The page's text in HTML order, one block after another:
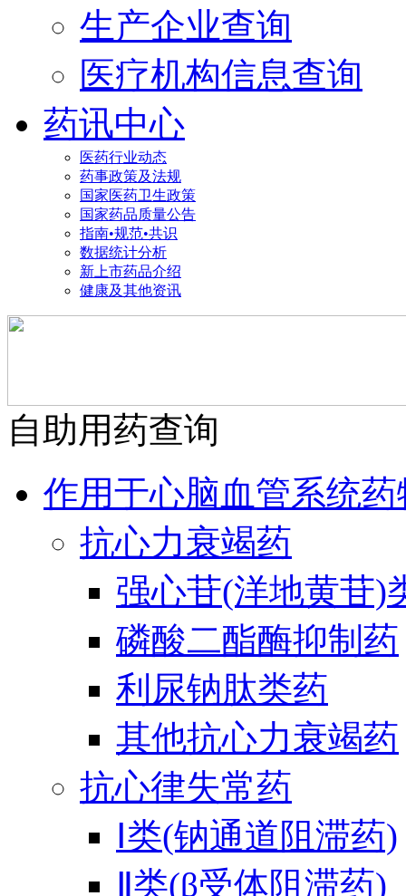
生产企业查询
医疗机构信息查询
药讯中心
医药行业动态
药事政策及法规
国家医药卫生政策
国家药品质量公告
指南•规范•共识
数据统计分析
新上市药品介绍
健康及其他资讯
自助用药查询
作用于心脑血管系统药
抗心力衰竭药
强心苷(洋地黄苷)
磷酸二酯酶抑制药
利尿钠肽类药
其他抗心力衰竭药
抗心律失常药
Ⅰ类(钠通道阻滞药)
Ⅱ类(β受体阻滞药)